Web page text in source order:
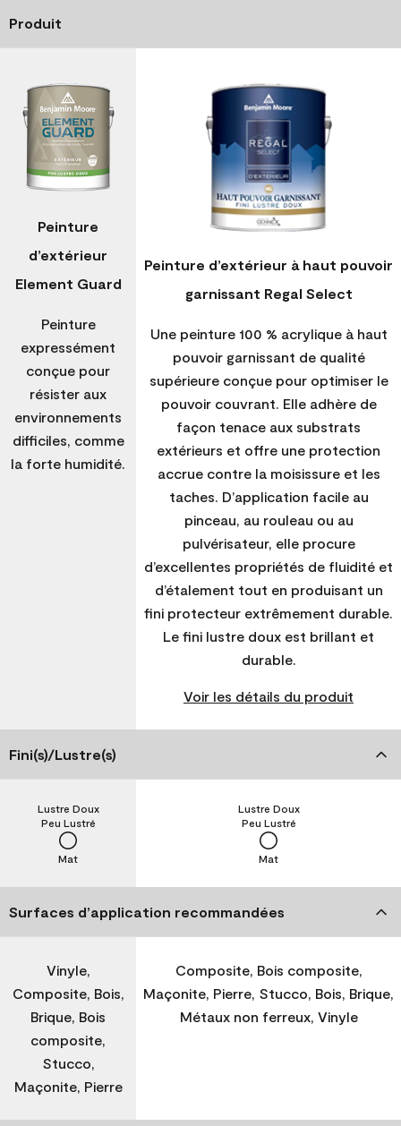
Produit
Peinture
d’extérieur
Element Guard
Peinture
expressément
conçue pour
résister aux
environnements
difficiles, comme
la forte humidité.
Peinture d’extérieur à haut pouvoir
garnissant Regal Select
Une peinture 100 % acrylique à haut
pouvoir garnissant de qualité
supérieure conçue pour optimiser le
pouvoir couvrant. Elle adhère de
façon tenace aux substrats
extérieurs et offre une protection
accrue contre la moisissure et les
taches. D’application facile au
pinceau, au rouleau ou au
pulvérisateur, elle procure
d’excellentes propriétés de fluidité et
d’étalement tout en produisant un
fini protecteur extrêmement durable.
Le fini lustre doux est brillant et
durable.
Voir les détails du produit
Fini(s)/Lustre(s)
Mat
Peu Lustré
Lustre Doux
Mat
Peu Lustré
Lustre Doux
Surfaces d’application recommandées
Vinyle,
Composite, Bois,
Brique, Bois
composite,
Stucco,
Maçonite, Pierre
Composite, Bois composite,
Maçonite, Pierre, Stucco, Bois, Brique,
Métaux non ferreux, Vinyle